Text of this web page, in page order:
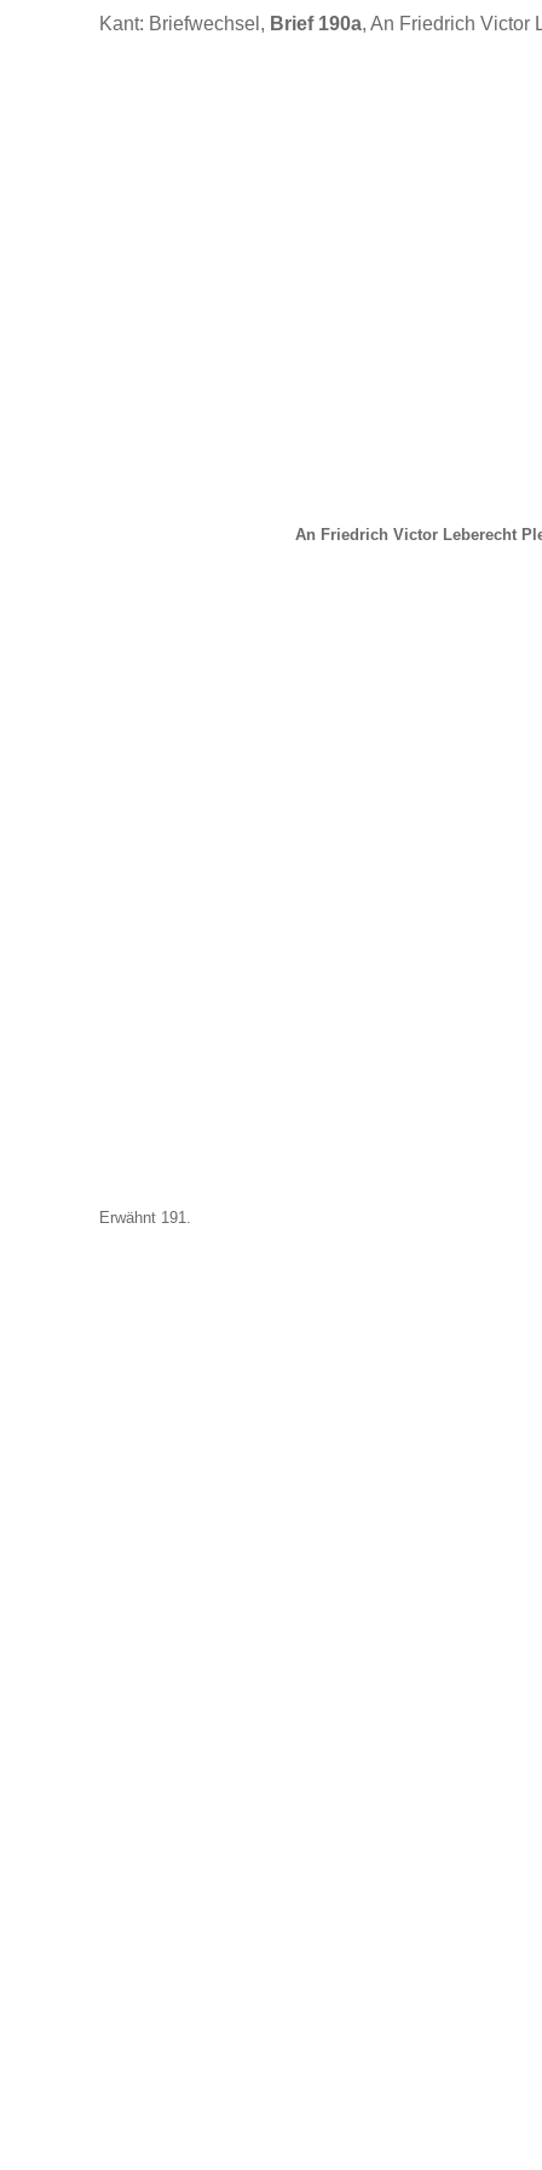
Kant: Briefwechsel, Brief 190a, An Friedrich Victor
An Friedrich Victor Leberecht
Erwähnt 191.